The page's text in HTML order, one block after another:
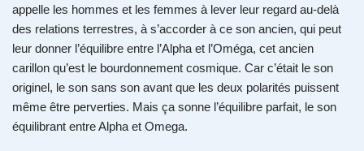
appelle les hommes et les femmes à lever leur regard au-delà
des relations terrestres, à s’accorder à ce son ancien, qui peut
leur donner l’équilibre entre l’Alpha et l’Oméga, cet ancien
carillon qu’est le bourdonnement cosmique. Car c’était le son
originel, le son sans son avant que les deux polarités puissent
même être perverties. Mais ça sonne l’équilibre parfait, le son
équilibrant entre Alpha et Omega.